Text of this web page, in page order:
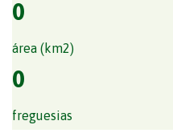
0
área (km2)
0
freguesias